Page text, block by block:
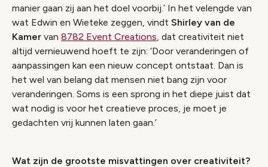
manier gaan zij aan het doel voorbij.’ In het velengde van
wat Edwin en Wieteke zeggen, vindt Shirley van de
Kamer van 8782 Event Creations, dat creativiteit niet
altijd vernieuwend hoeft te zijn: ‘Door veranderingen of
aanpassingen kan een nieuw concept ontstaat. Dan is
het wel van belang dat mensen niet bang zijn voor
veranderingen. Soms is een sprong in het diepe juist dat
wat nodig is voor het creatieve proces, je moet je
gedachten vrij kunnen laten gaan.’
Wat zijn de grootste misvattingen over creativiteit?